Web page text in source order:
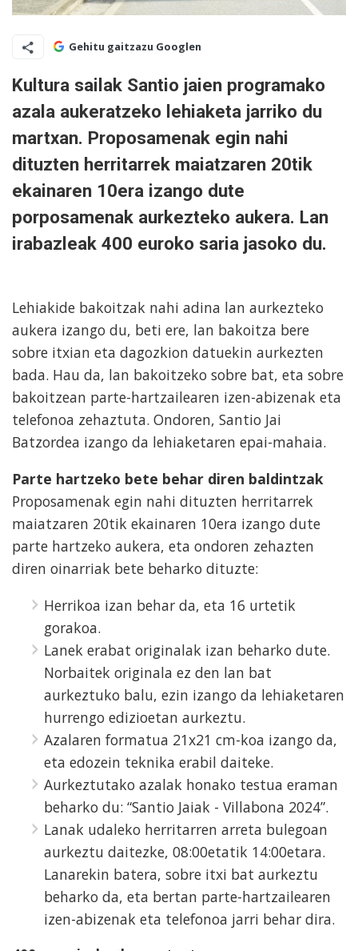
Gehitu gaitzazu Googlen
Kultura sailak Santio jaien programako
azala aukeratzeko lehiaketa jarriko du
martxan. Proposamenak egin nahi
dituzten herritarrek maiatzaren 20tik
ekainaren 10era izango dute
porposamenak aurkezteko aukera. Lan
irabazleak 400 euroko saria jasoko du.
Lehiakide bakoitzak nahi adina lan aurkezteko
aukera izango du, beti ere, lan bakoitza bere
sobre itxian eta dagozkion datuekin aurkezten
bada. Hau da, lan bakoitzeko sobre bat, eta sobre
bakoitzean parte-hartzailearen izen-abizenak eta
telefonoa zehaztuta. Ondoren, Santio Jai
Batzordea izango da lehiaketaren epai-mahaia.
Parte hartzeko bete behar diren baldintzak
Proposamenak egin nahi dituzten herritarrek
maiatzaren 20tik ekainaren 10era izango dute
parte hartzeko aukera, eta ondoren zehazten
diren oinarriak bete beharko dituzte:
Herrikoa izan behar da, eta 16 urtetik
gorakoa.
Lanek erabat originalak izan beharko dute.
Norbaitek originala ez den lan bat
aurkeztuko balu, ezin izango da lehiaketaren
hurrengo edizioetan aurkeztu.
Azalaren formatua 21x21 cm-koa izango da,
eta edozein teknika erabil daiteke.
Aurkeztutako azalak honako testua eraman
beharko du: “Santio Jaiak - Villabona 2024”.
Lanak udaleko herritarren arreta bulegoan
aurkeztu daitezke, 08:00etatik 14:00etara.
Lanarekin batera, sobre itxi bat aurkeztu
beharko da, eta bertan parte-hartzailearen
izen-abizenak eta telefonoa jarri behar dira.